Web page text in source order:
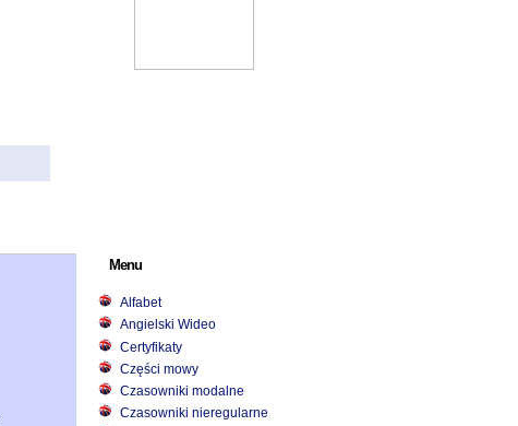
Menu
Alfabet
Angielski Wideo
Certyfikaty
Części mowy
Czasowniki modalne
Czasowniki nieregularne